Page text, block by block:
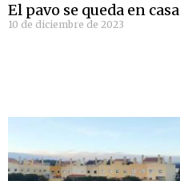
El pavo se queda en casa
10 de diciembre de 2023